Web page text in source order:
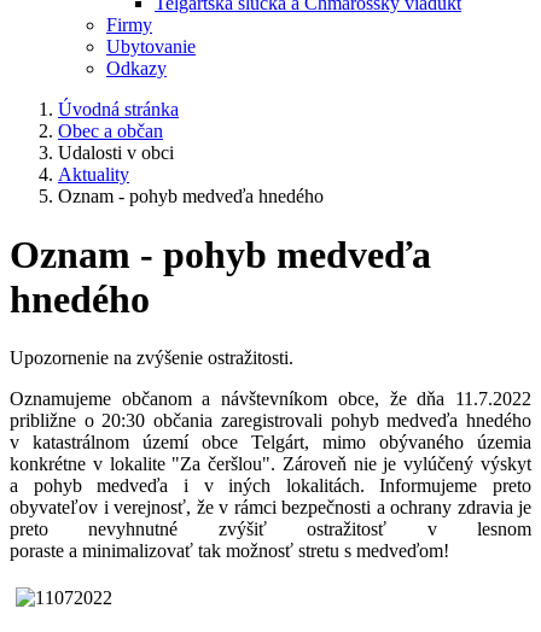
Firmy
Ubytovanie
Odkazy
Úvodná stránka
Obec a občan
Udalosti v obci
Aktuality
Oznam - pohyb medveďa hnedého
Oznam - pohyb medveďa
hnedého
Upozornenie na zvýšenie ostražitosti.
Oznamujeme občanom a návštevníkom obce, že dňa 11.7.2022
približne o 20:30 občania zaregistrovali pohyb medveďa hnedého
v katastrálnom území obce Telgárt, mimo obývaného územia
konkrétne v lokalite "Za čeršlou". Zároveň nie je vylúčený výskyt
a pohyb medveďa i v iných lokalitách. Informujeme preto
obyvateľov i verejnosť, že v rámci bezpečnosti a ochrany zdravia je
preto nevyhnutné zvýšiť ostražitosť v lesnom
poraste a minimalizovať tak možnosť stretu s medveďom!